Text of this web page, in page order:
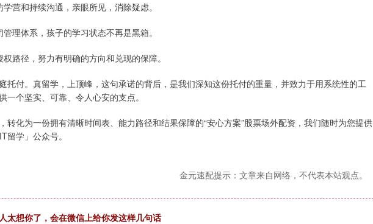
营和持续沟通，亲眼所见，消除疑虑。
理体系，孩子的学习状态不再是黑箱。
路径，努力有明确的方向和兑现的保障。
托付。真留学，上顶峰，这句承诺的背后，是我们深知这份托付的重量，并致力于用系统性的工
个坚实、可靠、令人心安的支点。
转化为一份拥有清晰时间表、能力路径和结果保障的“安心方案”股票场外配资，我们随时为您提供
留学」公众号。
金元速配提示：文章来自网络，不代表本站观点。
太想你了，会在微信上给你发这样几句话